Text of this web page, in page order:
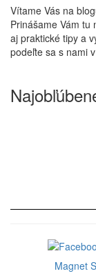
Vítame Vás na
Prinášame Vám tu
aj praktické tipy a
podeľte sa s nami
Magnet